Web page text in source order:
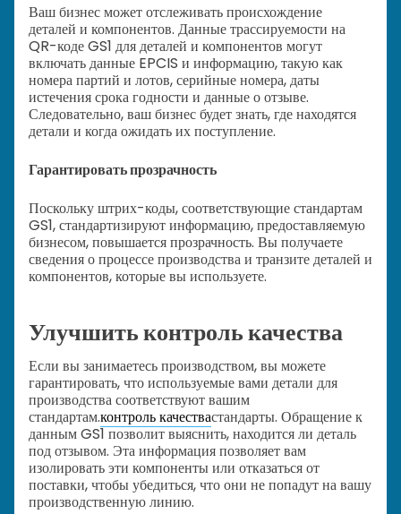
Ваш бизнес может отслеживать происхождение
деталей и компонентов. Данные трассируемости на
QR-коде GS1 для деталей и компонентов могут
включать данные EPCIS и информацию, такую как
номера партий и лотов, серийные номера, даты
истечения срока годности и данные о отзыве.
Следовательно, ваш бизнес будет знать, где находятся
детали и когда ожидать их поступление.
Гарантировать прозрачность
Поскольку штрих-коды, соответствующие стандартам
GS1, стандартизируют информацию, предоставляемую
бизнесом, повышается прозрачность. Вы получаете
сведения о процессе производства и транзите деталей и
компонентов, которые вы используете.
Улучшить контроль качества
Если вы занимаетесь производством, вы можете
гарантировать, что используемые вами детали для
производства соответствуют вашим
стандартам.контроль качествастандарты. Обращение к
данным GS1 позволит выяснить, находится ли деталь
под отзывом. Эта информация позволяет вам
изолировать эти компоненты или отказаться от
поставки, чтобы убедиться, что они не попадут на вашу
производственную линию.